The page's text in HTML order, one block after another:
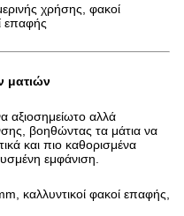
χρήσης, φακοί
επαφής
ματιών
αξιοσημείωτο αλλά
βοηθώντας τα μάτια να
και πιο καθορισμένα
εμφάνιση.
καλλυντικοί φακοί επαφής,